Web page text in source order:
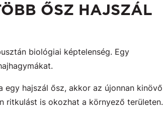
ŐSZ HAJSZÁL
biológiai képtelenség. Egy
hajszál ősz, akkor az újonnan kinövő
ritkulást is okozhat a környező területen.